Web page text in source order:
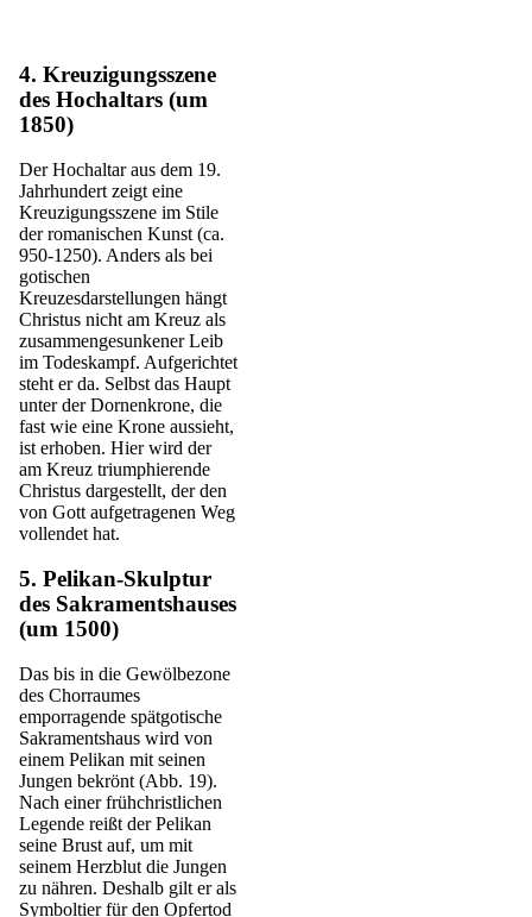
4. Kreuzigungsszene
des Hochaltars (um
1850)
Der Hochaltar aus dem 19.
Jahrhundert zeigt eine
Kreuzigungsszene im Stile
der romanischen Kunst (ca.
950-1250). Anders als bei
gotischen
Kreuzesdarstellungen hängt
Christus nicht am Kreuz als
zusammengesunkener Leib
im Todeskampf. Aufgerichtet
steht er da. Selbst das Haupt
unter der Dornenkrone, die
fast wie eine Krone aussieht,
ist erhoben. Hier wird der
am Kreuz triumphierende
Christus dargestellt, der den
von Gott aufgetragenen Weg
vollendet hat.
5. Pelikan-Skulptur
des Sakramentshauses
(um 1500)
Das bis in die Gewölbezone
des Chorraumes
emporragende spätgotische
Sakramentshaus wird von
einem Pelikan mit seinen
Jungen bekrönt (Abb. 19).
Nach einer frühchristlichen
Legende reißt der Pelikan
seine Brust auf, um mit
seinem Herzblut die Jungen
zu nähren. Deshalb gilt er als
Symboltier für den Opfertod